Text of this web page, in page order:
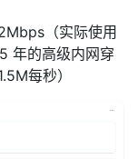
（实际使用
年的高级内网穿
每秒）